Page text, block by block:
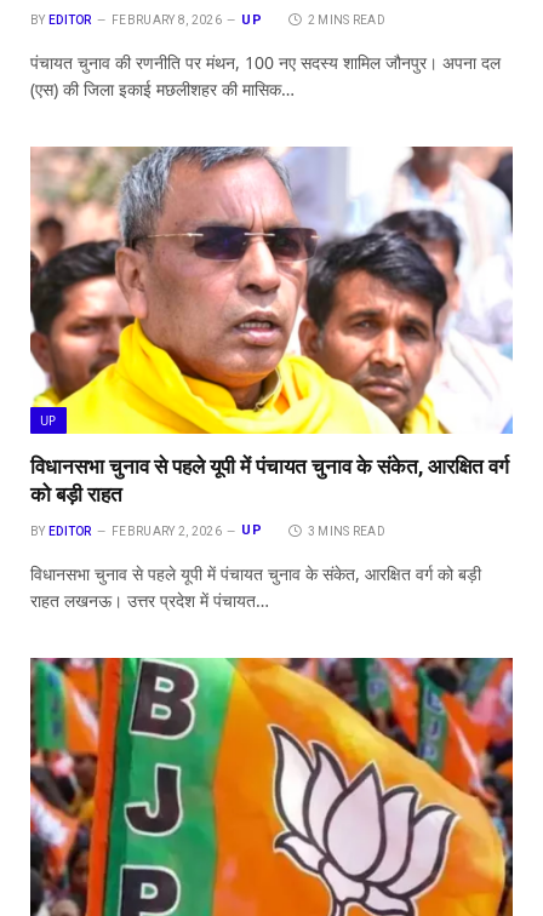
BY EDITOR FEBRUARY 8, 2026 UP 2 MINS READ
पंचायत चुनाव की रणनीति पर मंथन, 100 नए सदस्य शामिल जौनपुर। अपना दल
(एस) की जिला इकाई मछलीशहर की मासिक…
UP
विधानसभा चुनाव से पहले यूपी में पंचायत चुनाव के संकेत, आरक्षित वर्ग
को बड़ी राहत
BY EDITOR FEBRUARY 2, 2026 UP 3 MINS READ
विधानसभा चुनाव से पहले यूपी में पंचायत चुनाव के संकेत, आरक्षित वर्ग को बड़ी
राहत लखनऊ। उत्तर प्रदेश में पंचायत…